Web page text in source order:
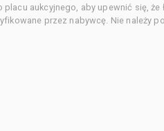
aukcyjnego, aby upewnić się,
przez nabywcę. Nie należy